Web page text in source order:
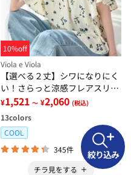
10%off
Viola e Viola
【選べる２丈】シワになりにく
い！さらっと涼感フレアスリー
ブブラウス
¥1,521 ～ ¥2,060 (税込)
13colors
COOL
345件
チラ見をする
絞り込み